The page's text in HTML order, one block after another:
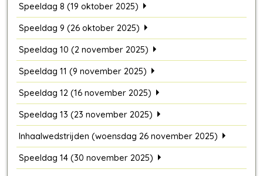
Speeldag 8 (19 oktober 2025)
Speeldag 9 (26 oktober 2025)
Speeldag 10 (2 november 2025)
Speeldag 11 (9 november 2025)
Speeldag 12 (16 november 2025)
Speeldag 13 (23 november 2025)
Inhaalwedstrijden (woensdag 26 november 2025)
Speeldag 14 (30 november 2025)